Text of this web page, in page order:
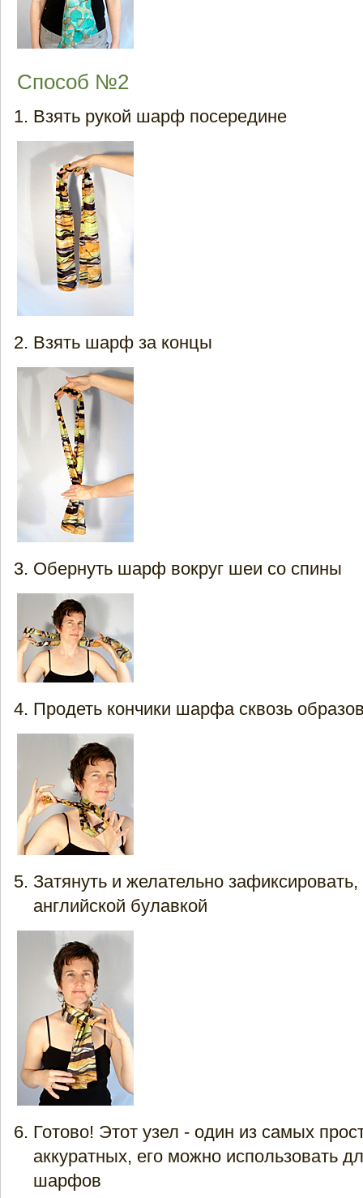
Способ №2
Взять рукой шарф посередине
Взять шарф за концы
Обернуть шарф вокруг шеи со спины
Продеть кончики шарфа сквозь
Затянуть и желательно
английской булавкой
Готово! Этот узел - один из самых
аккуратных, его можно использовать
шарфов